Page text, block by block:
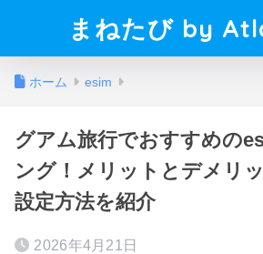
まねたび by
ホーム esim
グアム旅行でおすすめの
ング！メリットとデメリ
設定方法を紹介
2026年4月21日